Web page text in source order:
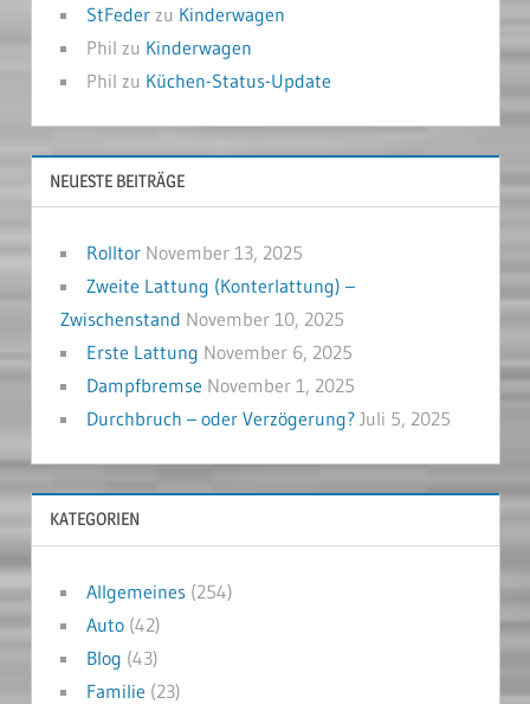
StFederzu Kinderwagen
Phil zu Kinderwagen
Phil zu Küchen-Status-Update
NEUESTE BEITRÄGE
Rolltor November 13, 2025
Zweite Lattung (Konterlattung) –
Zwischenstand November 10, 2025
Erste Lattung November 6, 2025
Dampfbremse November 1, 2025
Durchbruch – oder Verzögerung? Juli 5, 2025
KATEGORIEN
Allgemeines(254)
Auto(42)
Blog (43)
Familie (23)